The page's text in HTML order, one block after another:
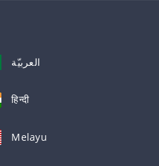
العربيّة
हिन्दी
Melayu